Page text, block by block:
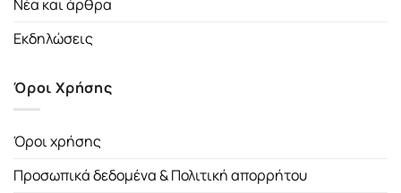
Νέα και άρθρα
Εκδηλώσεις
Όροι Χρήσης
Όροι χρήσης
Προσωπικά δεδομένα & Πολιτική απορρήτου